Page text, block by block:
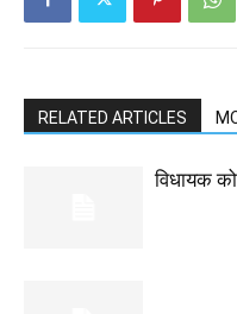
RELATED ARTICLES
विधायक